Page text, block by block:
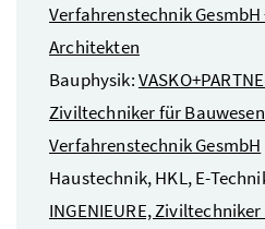
Verfahrenstechnik
Architekten
Bauphysik:
Ziviltechniker für
Verfahrenstechnik GesmbH
Haustechnik, HKL, E-
INGENIEURE,